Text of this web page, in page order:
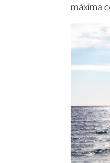
máxima